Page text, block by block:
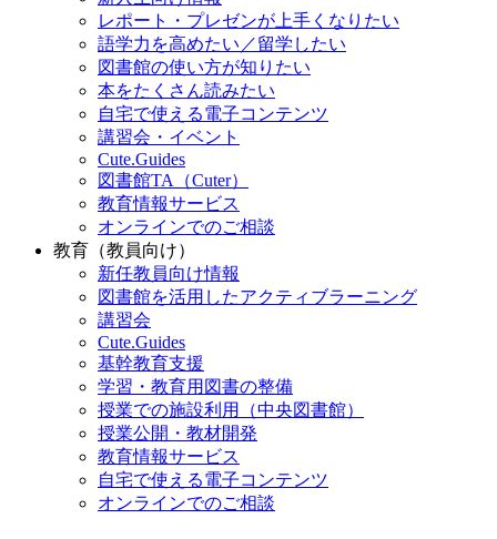
レポート・プレゼンが上手くなりたい
語学力を高めたい／留学したい
図書館の使い方が知りたい
本をたくさん読みたい
自宅で使える電子コンテンツ
講習会・イベント
Cute.Guides
図書館TA（Cuter）
教育情報サービス
オンラインでのご相談
教育（教員向け）
新任教員向け情報
図書館を活用したアクティブラーニング
講習会
Cute.Guides
基幹教育支援
学習・教育用図書の整備
授業での施設利用（中央図書館）
授業公開・教材開発
教育情報サービス
自宅で使える電子コンテンツ
オンラインでのご相談